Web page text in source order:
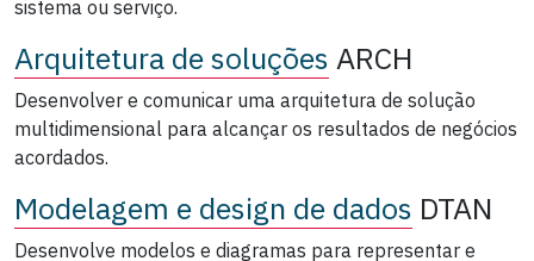
sistema ou serviço.
Arquitetura de soluções ARCH
Desenvolver e comunicar uma arquitetura de solução
multidimensional para alcançar os resultados de negócios
acordados.
Modelagem e design de dados DTAN
Desenvolve modelos e diagramas para representar e